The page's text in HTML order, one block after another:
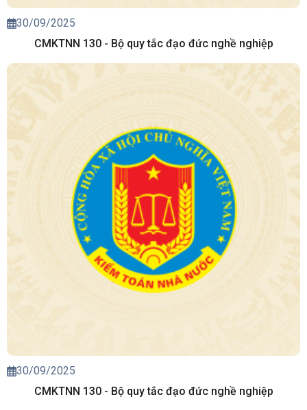
30/09/2025
CMKTNN 130 - Bộ quy tắc đạo đức nghề nghiệp
30/09/2025
CMKTNN 130 - Bộ quy tắc đạo đức nghề nghiệp